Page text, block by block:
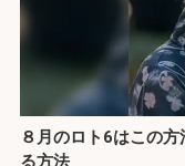
８月のロト6はこの
る方法